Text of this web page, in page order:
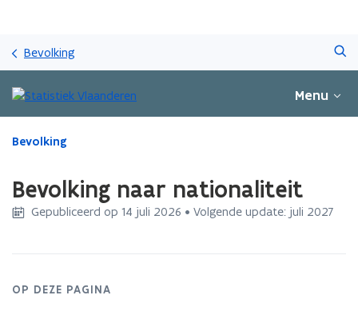
gaan
Bevolking
Menu
Gedaan
bevindt
nationaliteit
Bevolking
Bevolking naar nationaliteit
Gepubliceerd op 14 juli 2026 • Volgende update: juli 2027
OP DEZE PAGINA